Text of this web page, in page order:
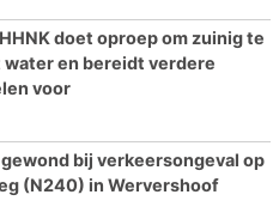
doet oproep om zuinig te
water en bereidt verdere
voor
bij verkeersongeval op
(N240) in Wervershoof